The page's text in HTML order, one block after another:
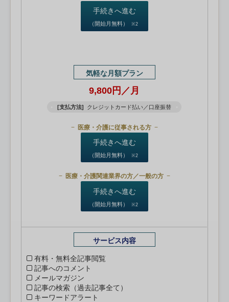
手続きへ進む
（開始月無料） ※2
気軽な月額プラン
9,800円／月
[支払方法] クレジットカード払い／口座振替
医療・介護に従事される方
手続きへ進む
（開始月無料） ※2
医療・介護関連業界の方／一般の方
手続きへ進む
（開始月無料） ※2
サービス内容
有料・無料全記事閲覧
記事へのコメント
メールマガジン
記事の検索（過去記事全て）
キーワードアラート